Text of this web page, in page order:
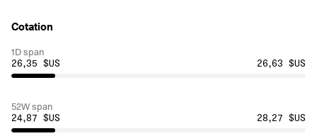
Cotation
1D span
26,35 $US
26,63 $US
52W span
24,87 $US
28,27 $US